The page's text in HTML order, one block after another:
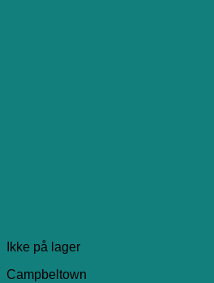
Ikke på lager
Campbeltown